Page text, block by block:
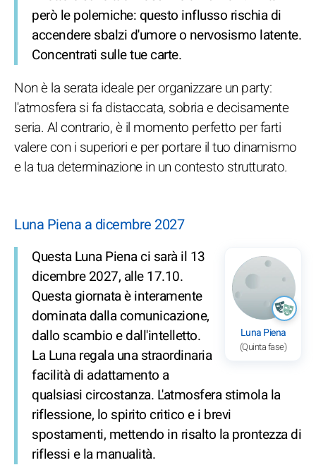
però le polemiche: questo influsso rischia di
accendere sbalzi d'umore o nervosismo latente.
Concentrati sulle tue carte.
Non è la serata ideale per organizzare un party:
l'atmosfera si fa distaccata, sobria e decisamente
seria. Al contrario, è il momento perfetto per farti
valere con i superiori e per portare il tuo dinamismo
e la tua determinazione in un contesto strutturato.
Luna Piena a dicembre 2027
Luna Piena
(Quinta fase)
Questa Luna Piena ci sarà il 13
dicembre 2027, alle 17.10.
Questa giornata è interamente
dominata dalla comunicazione,
dallo scambio e dall'intelletto.
La Luna regala una straordinaria
facilità di adattamento a
qualsiasi circostanza. L'atmosfera stimola la
riflessione, lo spirito critico e i brevi
spostamenti, mettendo in risalto la prontezza di
riflessi e la manualità.